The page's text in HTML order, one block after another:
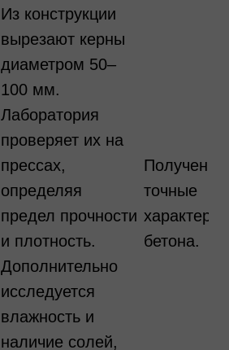
Из конструкции
вырезают керны
диаметром 50–
100 мм.
Лаборатория
проверяет их на
прессах,
определяя
предел прочности
и плотность.
Дополнительно
исследуется
влажность и
наличие солей,
Получены
точные
бетона.